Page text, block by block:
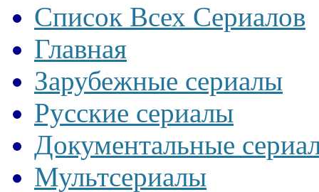
Список Всех Сериалов
Главная
Зарубежные сериалы
Русские сериалы
Документальные
Мультсериалы